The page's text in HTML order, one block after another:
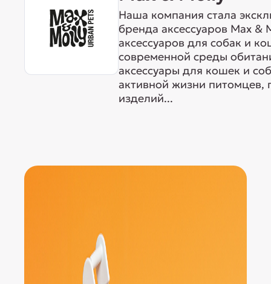
Наша компания стала
бренда аксессуаров Max
аксессуаров для собак и
современной среды
аксессуары для кошек и
активной жизни питомцев,
изделий...